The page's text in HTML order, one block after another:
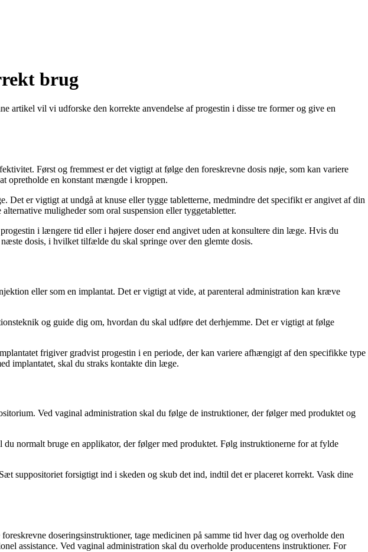
brug
artikel vil vi udforske den korrekte anvendelse af progestin i disse tre former og give en
Først og fremmest er det vigtigt at følge den foreskrevne dosis nøje, som kan variere
opretholde en konstant mængde i kroppen.
er vigtigt at undgå at knuse eller tygge tabletterne, medmindre det specifikt er angivet af din
muligheder som oral suspension eller tyggetabletter.
i længere tid eller i højere doser end angivet uden at konsultere din læge. Hvis du
dosis, i hvilket tilfælde du skal springe over den glemte dosis.
eller som en implantat. Det er vigtigt at vide, at parenteral administration kan kræve
og guide dig om, hvordan du skal udføre det derhjemme. Det er vigtigt at følge
frigiver gradvist progestin i en periode, der kan variere afhængigt af den specifikke type
implantatet, skal du straks kontakte din læge.
Ved vaginal administration skal du følge de instruktioner, der følger med produktet og
normalt bruge en applikator, der følger med produktet. Følg instruktionerne for at fylde
suppositoriet forsigtigt ind i skeden og skub det ind, indtil det er placeret korrekt. Vask dine
doseringsinstruktioner, tage medicinen på samme tid hver dag og overholde den
assistance. Ved vaginal administration skal du overholde producentens instruktioner. For